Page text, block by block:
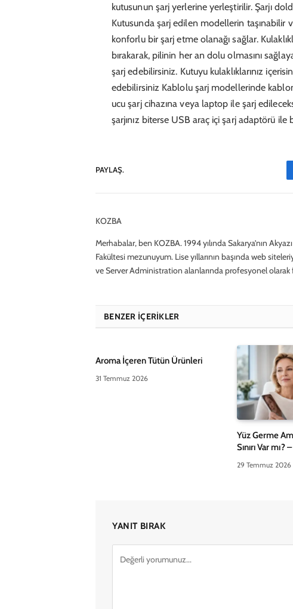
kutusunun şarj yerlerine yerleştirilir. Şarjı
Kutusunda şarj edilen modellerin taşınabilir
konforlu bir şarj etme olanağı sağlar.
bırakarak, pilinin her an dolu olmasını
şarj edebilirsiniz. Kutuyu kulaklıklarınız
edebilirsiniz Kablolu şarj modellerinde
ucu şarj cihazına veya laptop ile şarj
şarjınız biterse USB araç içi şarj adaptörü
PAYLAŞ.
KOZBA
Merhabalar, ben KOZBA. 1994 yılında Sakarya’nın
Fakültesi mezunuyum. Lise yıllarının başında web
ve Server Administration alanlarında profesyonel
BENZER İÇERIKLER
Aroma İçeren Tütün Ürünleri
31 Temmuz 2026
Yüz Germe
Sınırı Var
29 Temmuz 2026
YANIT BIRAK